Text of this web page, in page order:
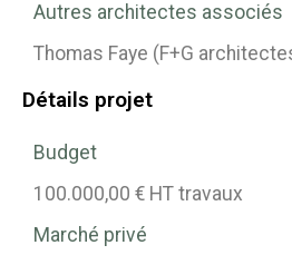
Autres architectes associés
Thomas Faye (F+G
Détails projet
Budget
100.000,00 € HT travaux
Marché privé